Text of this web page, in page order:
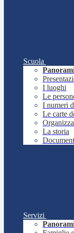
Scuola
I luoghi
Le
I numeri
Le carte
La storia
Servizi